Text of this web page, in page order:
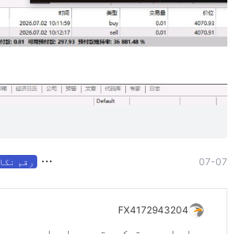
07-07 رقم
FX4172943204